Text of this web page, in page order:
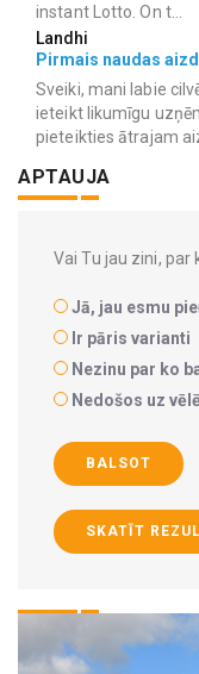
instant Lotto. On t...
Landhi
Pirmais naudas
Sveiki, mani labie
ieteikt likumīgu
pieteikties ātrajam
APTAUJA
Vai Tu jau zini, par
Jā, jau esmu
Ir pāris varianti
Nezinu par ko
Nedošos uz
BALSOT
SKATĪT